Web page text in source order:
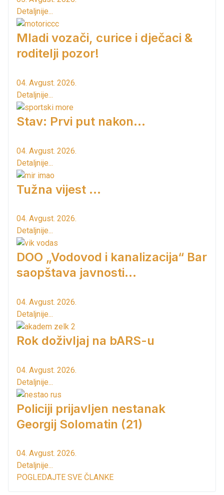
Detaljnije...
Mladi vozači, curice i dječaci &
roditelji pozor!
04. Avgust. 2026.
Detaljnije...
Stav: Prvi put nakon…
04. Avgust. 2026.
Detaljnije...
Tužna vijest ...
04. Avgust. 2026.
Detaljnije...
DOO „Vodovod i kanalizacija“ Bar
saopštava javnosti...
04. Avgust. 2026.
Detaljnije...
Rok doživljaj na bARS-u
04. Avgust. 2026.
Detaljnije...
Policiji prijavljen nestanak
Georgij Solomatin (21)
04. Avgust. 2026.
Detaljnije...
POGLEDAJTE SVE ČLANKE